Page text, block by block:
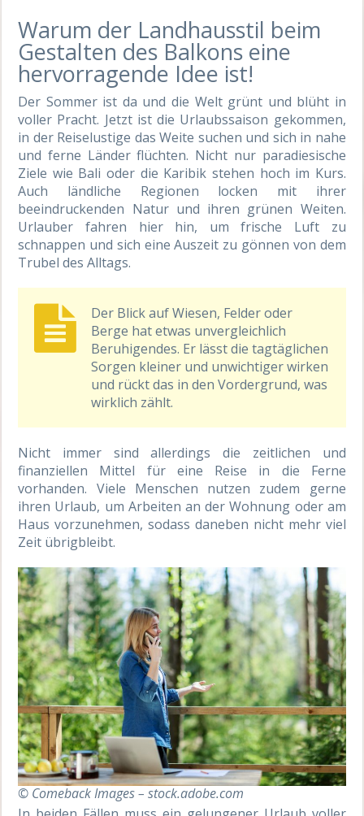
Warum der Landhausstil beim
Gestalten des Balkons eine
hervorragende Idee ist!
Der Sommer ist da und die Welt grünt und blüht in
voller Pracht. Jetzt ist die Urlaubssaison gekommen,
in der Reiselustige das Weite suchen und sich in nahe
und ferne Länder flüchten. Nicht nur paradiesische
Ziele wie Bali oder die Karibik stehen hoch im Kurs.
Auch ländliche Regionen locken mit ihrer
beeindruckenden Natur und ihren grünen Weiten.
Urlauber fahren hier hin, um frische Luft zu
schnappen und sich eine Auszeit zu gönnen von dem
Trubel des Alltags.
Der Blick auf Wiesen, Felder oder
Berge hat etwas unvergleichlich
Beruhigendes. Er lässt die tagtäglichen
Sorgen kleiner und unwichtiger wirken
und rückt das in den Vordergrund, was
wirklich zählt.
Nicht immer sind allerdings die zeitlichen und
finanziellen Mittel für eine Reise in die Ferne
vorhanden. Viele Menschen nutzen zudem gerne
ihren Urlaub, um Arbeiten an der Wohnung oder am
Haus vorzunehmen, sodass daneben nicht mehr viel
Zeit übrigbleibt.
© Comeback Images – stock.adobe.com